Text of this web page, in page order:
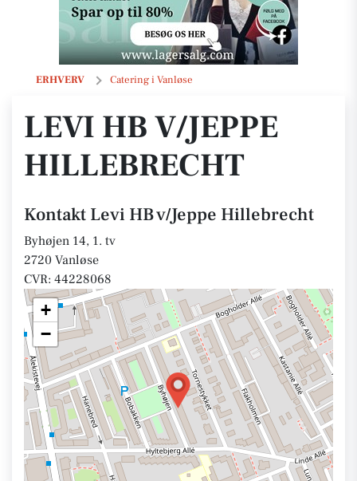
ERHVERV Catering i Vanløse
Levi HB v/Jeppe Hillebrecht
LEVI HB V/JEPPE
HILLEBRECHT
Kontakt Levi HB v/Jeppe Hillebrecht
Byhøjen 14, 1. tv
2720 Vanløse
CVR: 44228068
+
−